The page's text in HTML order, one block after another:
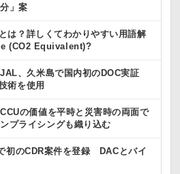
」案
は？詳しくてわかりやすい用語解
(CO2 Equivalent)?
、久米島で国内初のDOC実証
術を使用
の価値を平時と災害時の両面で
プライシングも織り込む
初のCDR案件を登録 DACとバイ